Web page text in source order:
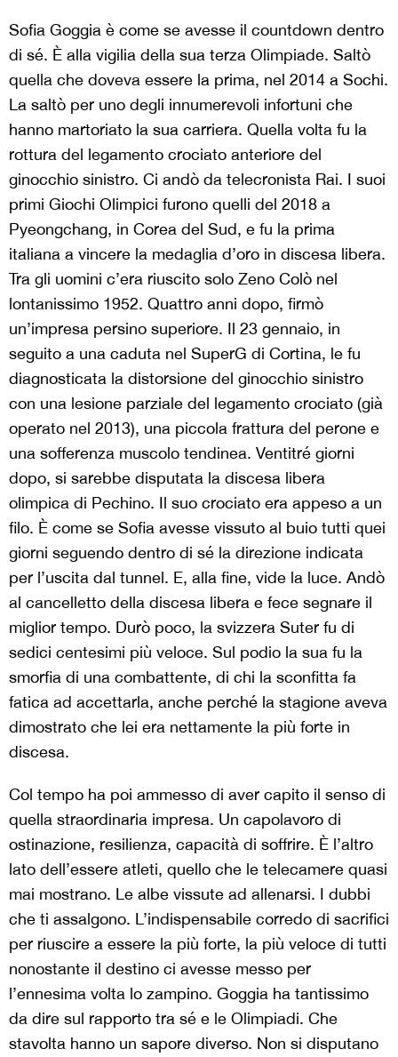
Sofia Goggia è come se avesse il countdown dentro
di sé. È alla vigilia della sua terza Olimpiade. Saltò
quella che doveva essere la prima, nel 2014 a Sochi.
La saltò per uno degli innumerevoli infortuni che
hanno martoriato la sua carriera. Quella volta fu la
rottura del legamento crociato anteriore del
ginocchio sinistro. Ci andò da telecronista Rai. I suoi
primi Giochi Olimpici furono quelli del 2018 a
Pyeongchang, in Corea del Sud, e fu la prima
italiana a vincere la medaglia d’oro in discesa libera.
Tra gli uomini c’era riuscito solo Zeno Colò nel
lontanissimo 1952. Quattro anni dopo, firmò
un’impresa persino superiore. Il 23 gennaio, in
seguito a una caduta nel SuperG di Cortina, le fu
diagnosticata la distorsione del ginocchio sinistro
con una lesione parziale del legamento crociato (già
operato nel 2013), una piccola frattura del perone e
una sofferenza muscolo tendinea. Ventitré giorni
dopo, si sarebbe disputata la discesa libera
olimpica di Pechino. Il suo crociato era appeso a un
filo. È come se Sofia avesse vissuto al buio tutti quei
giorni seguendo dentro di sé la direzione indicata
per l’uscita dal tunnel. E, alla fine, vide la luce. Andò
al cancelletto della discesa libera e fece segnare il
miglior tempo. Durò poco, la svizzera Suter fu di
sedici centesimi più veloce. Sul podio la sua fu la
smorfia di una combattente, di chi la sconfitta fa
fatica ad accettarla, anche perché la stagione aveva
dimostrato che lei era nettamente la più forte in
discesa.
Col tempo ha poi ammesso di aver capito il senso di
quella straordinaria impresa. Un capolavoro di
ostinazione, resilienza, capacità di soffrire. È l’altro
lato dell’essere atleti, quello che le telecamere quasi
mai mostrano. Le albe vissute ad allenarsi. I dubbi
che ti assalgono. L’indispensabile corredo di sacrifici
per riuscire a essere la più forte, la più veloce di tutti
nonostante il destino ci avesse messo per
l’ennesima volta lo zampino. Goggia ha tantissimo
da dire sul rapporto tra sé e le Olimpiadi. Che
stavolta hanno un sapore diverso. Non si disputano